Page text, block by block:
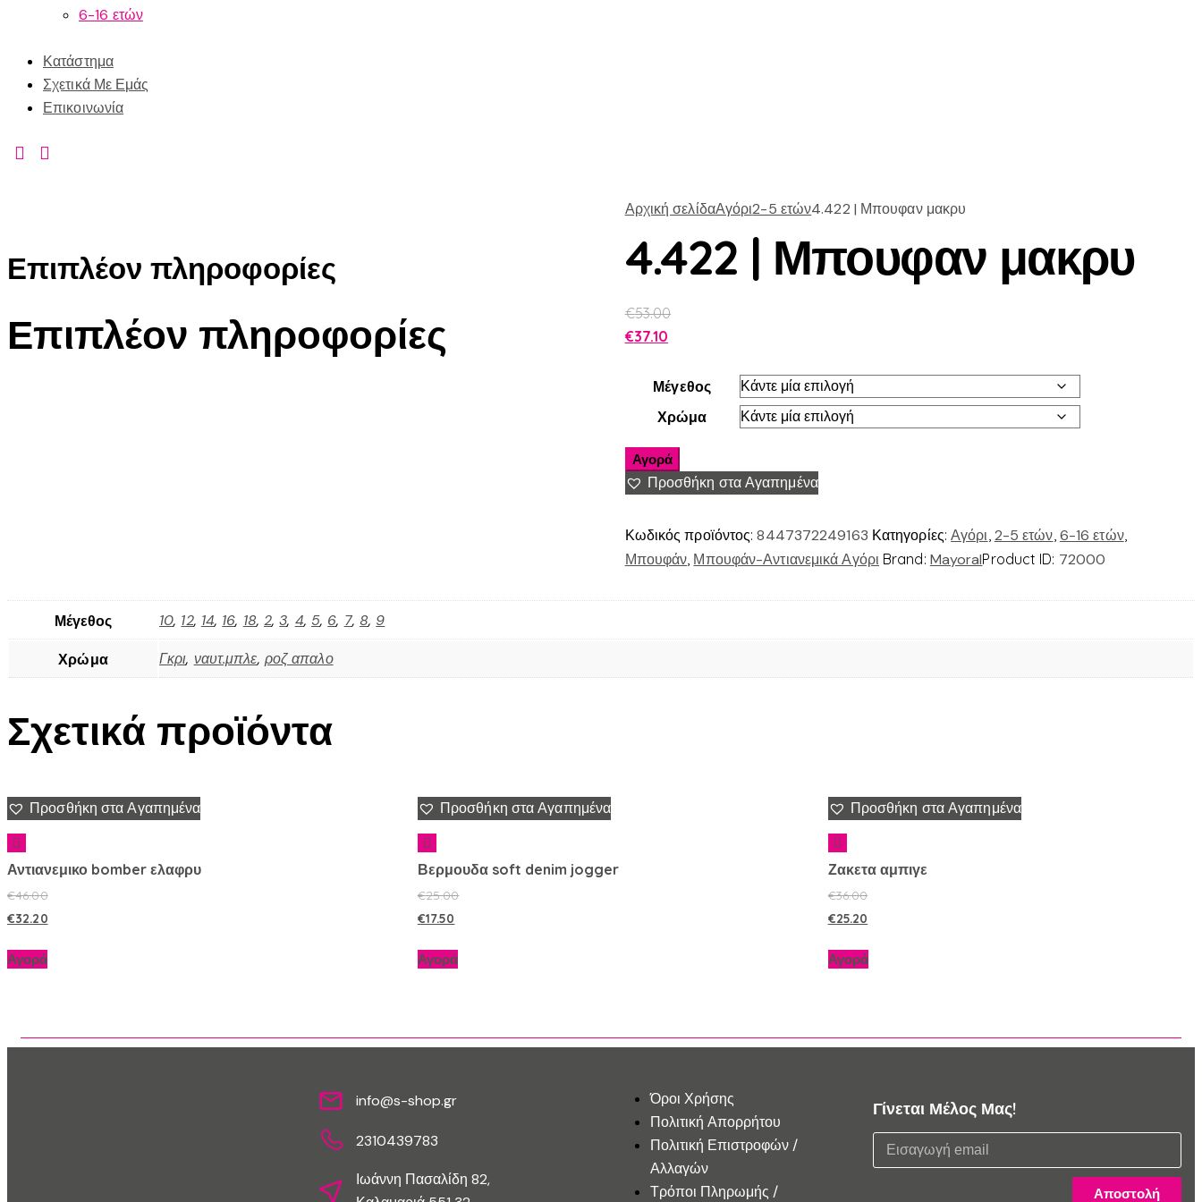
6-16 ετών
Κατάστημα
Σχετικά Με Εμάς
Επικοινωνία
Αρχική σελίδαΑγόρι2-5 ετών4.422 | Μπουφαν μακρυ
4.422 | Μπουφαν μακρυ
€53.00
€37.10
Μέγεθος
Χρώμα
Αγορά
Προσθήκη στα Αγαπημένα
Κωδικός προϊόντος:8447372249163 Κατηγορίες:Αγόρι 2-5 ετών 6-16 ετών,
Μπουφάν Μπουφάν-Αντιανεμικά Αγόρι Brand: MayoralProduct ID: 72000
Επιπλέον πληροφορίες
Επιπλέον πληροφορίες
Μέγεθος 10, 12, 14, 16, 18,2,3, 4, 5, 6, 7, 8, 9
Χρώμα Γκρι, ναυτ.μπλε, ροζ απαλο
Σχετικά προϊόντα
Προσθήκη στα Αγαπημένα
Αντιανεμικο bomber ελαφρυ
€46.00
€32.20
Αγορά
Προσθήκη στα Αγαπημένα
Βερμουδα soft denim jogger
€25.00
€17.50
Αγορά
Προσθήκη στα Αγαπημένα
Ζακετα αμπιγε
€36.00
€25.20
Αγορά
info@s-shop.gr
2310439783
Ιωάννη Πασαλίδη 82,
Όροι Χρήσης
Πολιτική Απορρήτου
Πολιτική Επιστροφών /
Αλλαγών
Τρόποι Πληρωμής /
Γίνεται Μέλος Μας!
Αποστολή